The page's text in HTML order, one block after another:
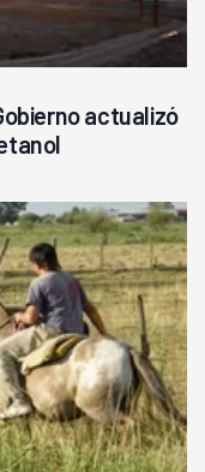
actualizó